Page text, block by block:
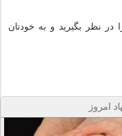
در نظر بگیرید و به خودتان
امروز